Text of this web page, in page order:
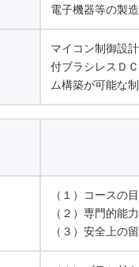
電子機器等の製
マイコン制御設
付ブラシレスＤ
ム構築が可能な
（１）コースの
（２）専門的能
（３）安全上の